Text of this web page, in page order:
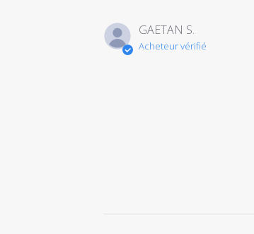
GAETAN S.
Acheteur vérifié